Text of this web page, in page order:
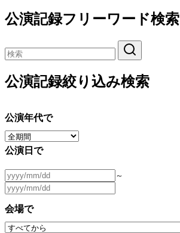
公演記録フリーワード検索
公演記録絞り込み検索
公演年代で
公演日で
～
会場で